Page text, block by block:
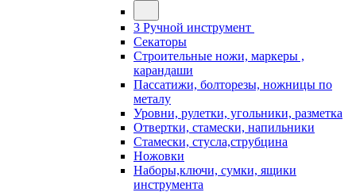
3 Ручной инструмент
Cекаторы
Строительные ножи, маркеры ,
карандаши
Пассатижи, болторезы, ножницы по
металу
Уровни, рулетки, угольники, разметка
Отвертки, стамески, напильники
Стамески, стусла,струбцина
Ножовки
Наборы,ключи, сумки, ящики
инструмента